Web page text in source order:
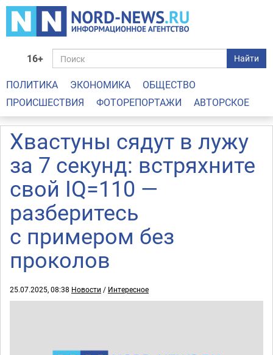
16+ Найти
ПОЛИТИКА ЭКОНОМИКА
ОБЩЕСТВО
ПРОИСШЕСТВИЯ
ФОТОРЕПОРТАЖИ АВТОРСКОЕ
Хвастуны сядут в лужу
за 7 секунд: встряхните
свой IQ=110 —
разберитесь
с примером без
проколов
25.07.2025, 08:38 Новости / Интересное